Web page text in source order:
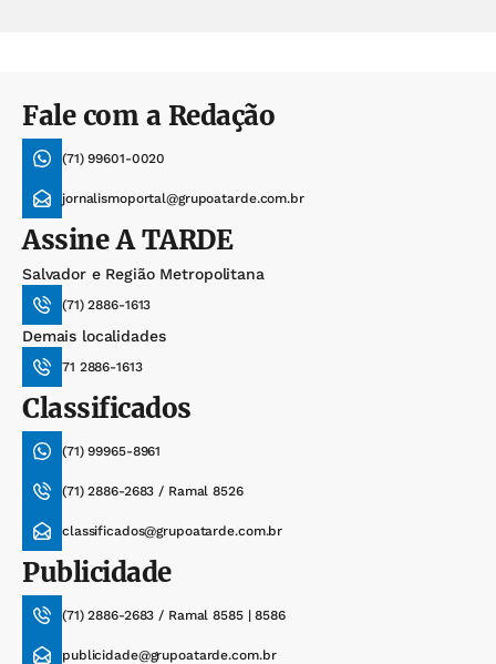
Fale com a Redação
(71) 99601-0020
jornalismoportal@grupoatarde.com.br
AssineA TARDE
Salvador e Região Metropolitana
(71) 2886-1613
Demais localidades
71 2886-1613
Classificados
(71) 99965-8961
(71) 2886-2683 / Ramal 8526
classificados@grupoatarde.com.br
Publicidade
(71) 2886-2683 / Ramal 8585 | 8586
publicidade@grupoatarde.com.br